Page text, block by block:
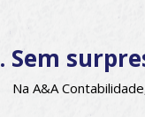
Sem
Na A&A